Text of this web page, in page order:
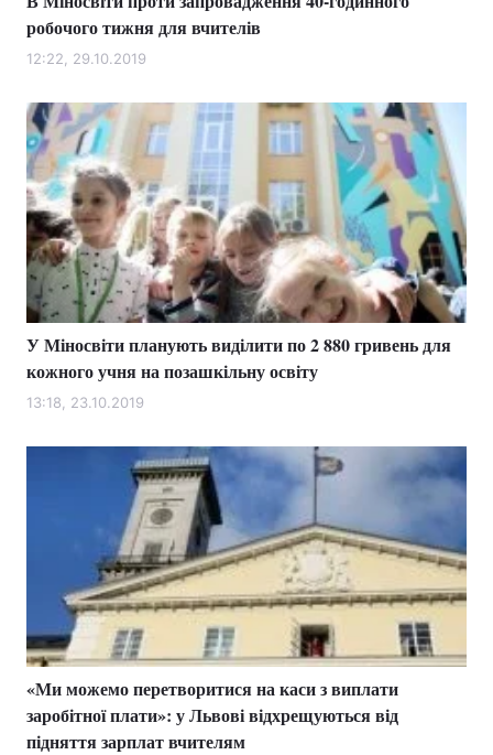
робочого тижня для вчителів
12:22, 29.10.2019
У Міносвіти планують виділити по 2 880 гривень для
кожного учня на позашкільну освіту
13:18, 23.10.2019
«Ми можемо перетворитися на каси з виплати
заробітної плати»: у Львові відхрещуються від
підняття зарплат вчителям